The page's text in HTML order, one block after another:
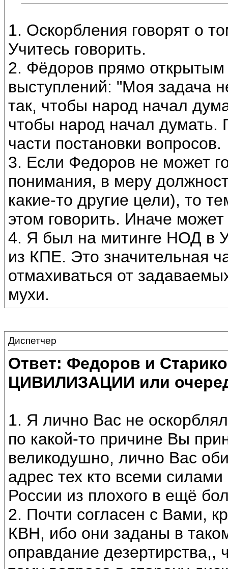
1. Оскорбления говорят о
Учитесь говорить.
2. Фёдоров прямо открытым
выступлений: "Моя задача
так, чтобы народ начал
чтобы народ начал думать.
части постановки вопросов.
3. Если Федоров не может
понимания, в меру
какие-то другие цели), то
этом говорить. Иначе
4. Я был на митинге НОД в
из КПЕ. Это значительная
отмахиваться от
мухи.
Диспетчер
Ответ: Федоров и
ЦИВИЛИЗАЦИИ или
1. Я лично Вас не
по какой-то причине Вы
великодушно, лично Вас
адрес тех кто всеми
России из плохого в ещё
2. Почти согласен с Вами,
КВН, ибо они заданы в
оправдание